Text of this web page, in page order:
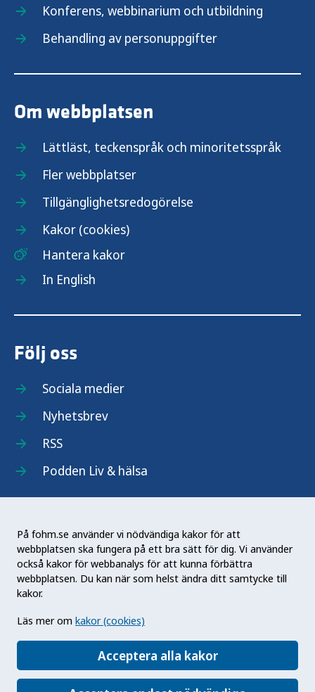
På fohm.se använder vi nödvändiga kakor för att
webbplatsen ska fungera på ett bra sätt för dig. Vi använder
också kakor för webbanalys för att kunna förbättra
webbplatsen. Du kan när som helst ändra ditt samtycke till
kakor.
Läs mer om kakor (cookies)
Acceptera alla kakor
Konferens, webbinarium och utbildning
Behandling av personuppgifter
Om webbplatsen
Lättläst, teckenspråk och minoritetsspråk
Fler webbplatser
Tillgänglighetsredogörelse
Kakor (cookies)
Hantera kakor
In English
Följ oss
Sociala medier
Nyhetsbrev
RSS
Podden Liv & hälsa
Folkhälsomyndigheten (Fohm) är en nationell
kunskapsmyndighet som arbetar för en bättre
folkhälsa. Det gör myndigheten genom att
främja hälsa, förebygga ohälsa och skydda mot
hälsohot. Vår vision är en folkhälsa som stärker
samhällets utveckling.